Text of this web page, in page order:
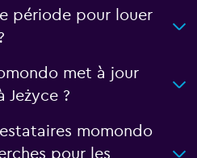
période pour louer
met à jour
Jeżyce ?
momondo
pour les